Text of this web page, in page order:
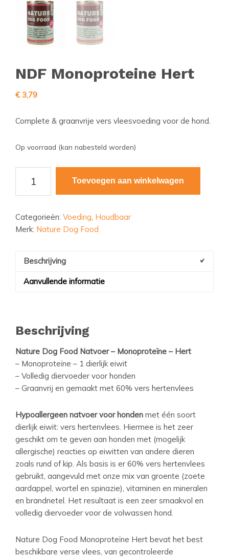
NDF Monoproteine Hert
€3,79
Complete & graanvrije vers vleesvoeding voor de hond.
Op voorraad (kan nabesteld worden)
Monoproteine
Hert
Toevoegen aan winkelwagen
Categorieën: Voeding Houdbaar
Merk: Nature Dog Food
Beschrijving
Aanvullende informatie
Beschrijving
Nature Dog Food Natvoer – Monoproteïne – Hert
– Monoproteïne – 1 dierlijk eiwit
– Volledig diervoeder voor honden
– Graanvrij en gemaakt met 60% vers hertenvlees
Hypoallergeen natvoer voor honden met één soort
dierlijk eiwit: vers hertenvlees. Hiermee is het zeer
geschikt om te geven aan honden met (mogelijk
allergische) reacties op eiwitten van andere dieren
zoals rund of kip. Als basis is er 60% vers hertenvlees
gebruikt, aangevuld met onze mix van groente (zoete
aardappel, wortel en spinazie), vitaminen en mineralen
en brandnetel. Het resultaat is een zeer smaakvol en
volledig diervoeder voor de volwassen hond.
Nature Dog Food Monoproteïne Hert bevat het best
beschikbare verse vlees, van gecontroleerde